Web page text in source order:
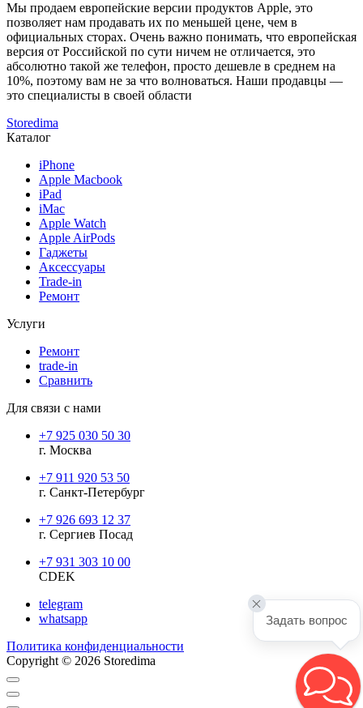
Мы продаем европейские версии продуктов Apple, это
позволяет нам продавать их по меньшей цене, чем в
официальных сторах. Очень важно понимать, что европейская
версия от Российской по сути ничем не отличается, это
абсолютно такой же телефон, просто дешевле в среднем на
10%, поэтому вам не за что волноваться. Наши продавцы —
это специалисты в своей области
Storedima
Каталог
iPhone
Apple Macbook
iPad
iMac
Apple Watch
Apple AirPods
Гаджеты
Аксессуары
Trade-in
Ремонт
Услуги
Ремонт
trade-in
Сравнить
Для связи с нами
+7 925 030 50 30
г. Москва
+7 911 920 53 50
г. Санкт-Петербург
+7 926 693 12 37
г. Сергиев Посад
+7 931 303 10 00
CDEK
telegram
whatsapp
Политика конфиденциальности
Copyright © 2026 Storedima
Задать вопрос